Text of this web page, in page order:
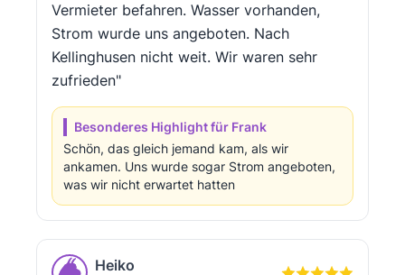
Vermieter befahren. Wasser vorhanden,
Strom wurde uns angeboten. Nach
Kellinghusen nicht weit. Wir waren sehr
zufrieden"
Besonderes Highlight für Frank
Schön, das gleich jemand kam, als wir
ankamen. Uns wurde sogar Strom angeboten,
was wir nicht erwartet hatten
Heiko